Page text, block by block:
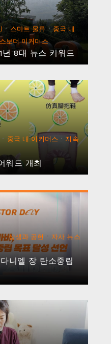
· 스마트 물류 · 중국 내
보더 이커머스
8대 뉴스 키워드
· 중국 내 이커머스 · 지속
워드 개최
·상생과 공헌 · 자사 뉴스
니엘 장 탄소중립